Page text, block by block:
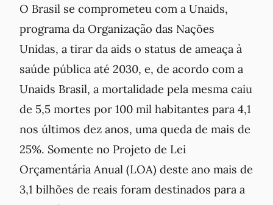
O Brasil se comprometeu com a Unaids,
programa da Organização das Nações
Unidas, a tirar da aids o status de ameaça à
saúde pública até 2030, e, de acordo com a
Unaids Brasil, a mortalidade pela mesma caiu
de 5,5 mortes por 100 mil habitantes para 4,1
nos últimos dez anos, uma queda de mais de
25%. Somente no Projeto de Lei
Orçamentária Anual (LOA) deste ano mais de
3,1 bilhões de reais foram destinados para a